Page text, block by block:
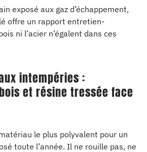
exposé aux gaz d’échappement,
offre un rapport entretien-
ni l’acier n’égalent dans ces
intempéries :
et résine tressée face
le plus polyvalent pour un
toute l’année. Il ne rouille pas, ne